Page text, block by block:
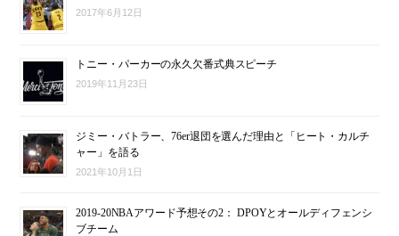
2017年6月12日
トニー・パーカーの永久欠番式典スピーチ
2019年11月23日
ジミー・バトラー、76er退団を選んだ理由と「ヒート・カルチ
ャー」を語る
2021年10月1日
2019-20NBAアワード予想その2： DPOYとオールディフェンシ
ブチーム